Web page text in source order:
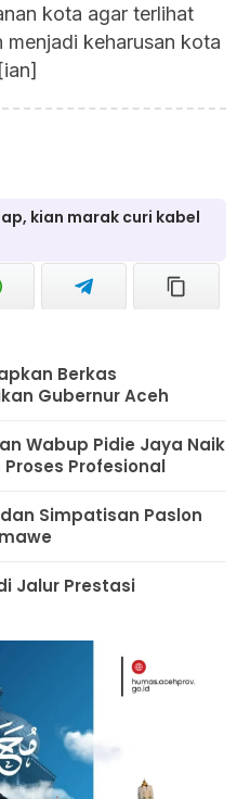
kota agar terlihat
menjadi keharusan kota
kian marak curi kabel
Berkas
Gubernur Aceh
Wabup Pidie Jaya Naik
Profesional
Simpatisan Paslon
Jalur Prestasi